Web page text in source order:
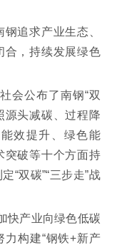
追求产业生态、
合，持续发展绿色
会公布了南钢“双
源头减碳、过程降
效提升、绿色能
突破等十个方面持
“双碳”“三步走”战
快产业向绿色低碳
构建“钢铁+新产